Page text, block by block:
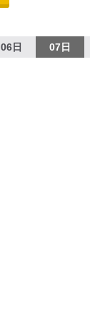
06日 07日